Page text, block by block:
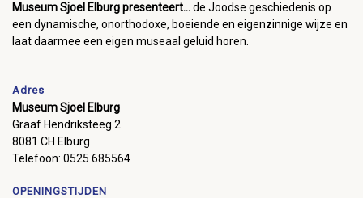
Museum Sjoel Elburg presenteert...de Joodse geschiedenis op
een dynamische, onorthodoxe, boeiende en eigenzinnige wijze en
laat daarmee een eigen museaal geluid horen.
Adres
Museum Sjoel Elburg
Graaf Hendriksteeg 2
8081 CH Elburg
Telefoon: 0525 685564
OPENINGSTIJDEN